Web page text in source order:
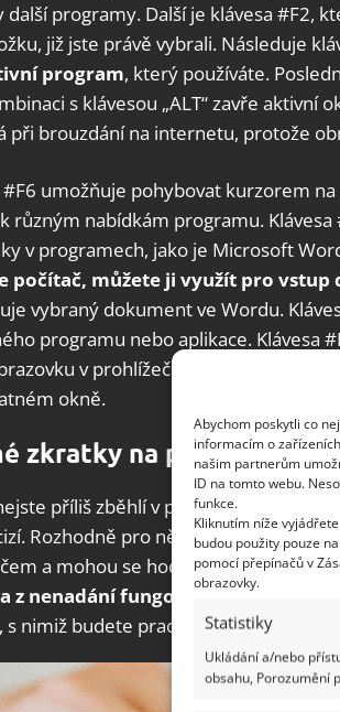
Abychom poskytli co
informacím o
našim partnerům
ID na tomto webu.
funkce.
Kliknutím níže
budou použity pouze
pomocí přepínačů v
obrazovky.
Statistiky
Ukládání a/nebo
obsahu, Porozumění
další programy. Další je klávesa #F2,
již jste právě vybrali. Následuje
program, který používáte.
s klávesou „ALT“ zavře aktivní
při brouzdání na internetu, protože
#F6 umožňuje pohybovat kurzorem
různým nabídkám programu.
v programech, jako je Microsoft
počítač, můžete ji využít pro vstup
vybraný dokument ve Wordu.
programu nebo aplikace. Klávesa
v prohlížečích. A poslední je
okně.
zkratky na počítači
příliš zběhlí v používání počítače
Rozhodně pro ně ale najdete
a mohou se hodit i v situaci,kdy
z nenadání fungovat. Proto
s nimiž budete pracovat efektivněji,